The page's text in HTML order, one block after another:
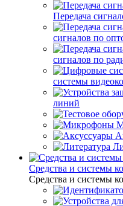
Передача
сигналов по
сигналов по
системы
линий
Средства и системы
Средства и системы